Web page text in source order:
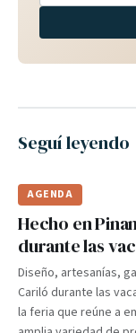
Seguí leyendo
AGENDA
Hecho en
durante las
Diseño, artesanías,
Cariló durante las
la feria que reúne a